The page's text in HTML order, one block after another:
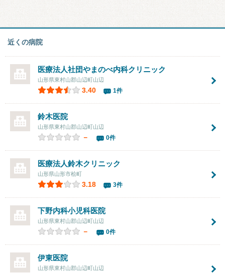
近くの病院
医療法人社団やまのべ内科クリニック
山形県東村山郡山辺町山辺
3.40 1件
鈴木医院
山形県東村山郡山辺町山辺
－ 0件
医療法人鈴木クリニック
山形県山形市桧町
3.18 3件
下野内科小児科医院
山形県東村山郡山辺町山辺
－ 0件
伊東医院
山形県東村山郡山辺町山辺